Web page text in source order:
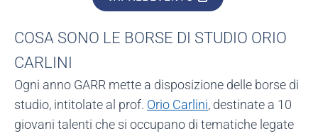
COSA SONO LE BORSE DI STUDIO ORIO
CARLINI
Ogni anno GARR mette a disposizione delle borse di
studio, intitolate al prof. Orio Carlini, destinate a 10
giovani talenti che si occupano di tematiche legate